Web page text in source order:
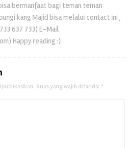
bermanfaat bagi teman teman
kang Majid bisa melalui contact ini ;
637 733) E-Mail
Happy reading :)
Ruas yang wajib ditandai *